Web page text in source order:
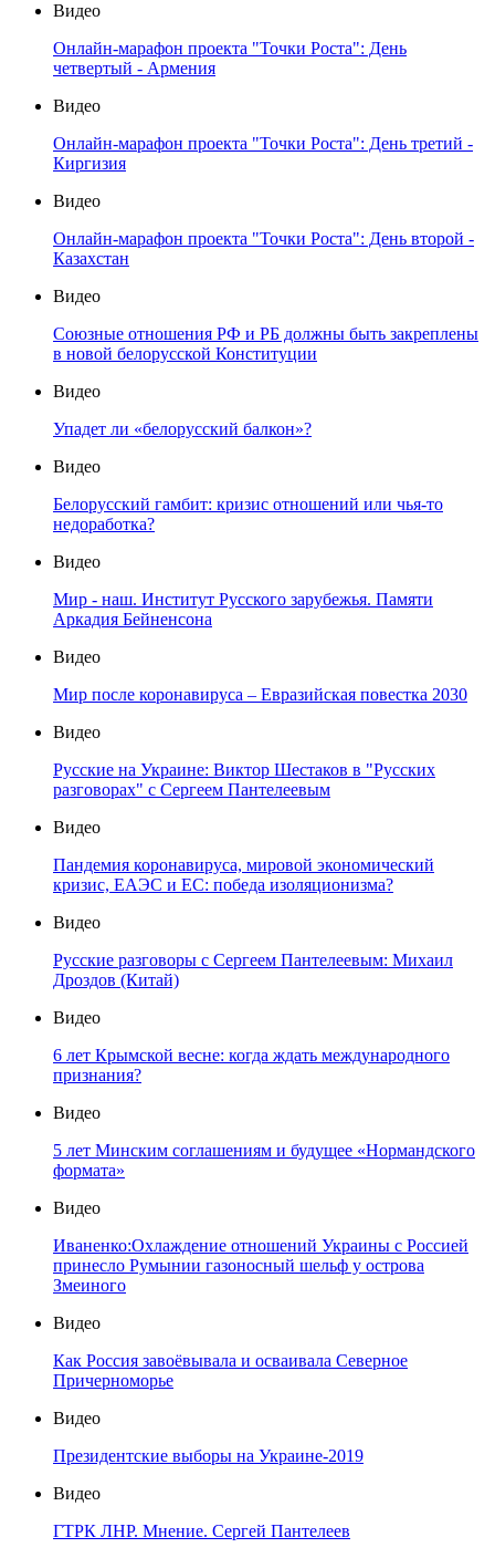
Видео
Онлайн-марафон проекта "Точки Роста": День
четвертый - Армения
Видео
Онлайн-марафон проекта "Точки Роста": День третий -
Киргизия
Видео
Онлайн-марафон проекта "Точки Роста": День второй -
Казахстан
Видео
Союзные отношения РФ и РБ должны быть закреплены
в новой белорусской Конституции
Видео
Упадет ли «белорусский балкон»?
Видео
Белорусский гамбит: кризис отношений или чья-то
недоработка?
Видео
Мир - наш. Институт Русского зарубежья. Памяти
Аркадия Бейненсона
Видео
Мир после коронавируса – Евразийская повестка 2030
Видео
Русские на Украине: Виктор Шестаков в "Русских
разговорах" с Сергеем Пантелеевым
Видео
Пандемия коронавируса, мировой экономический
кризис, ЕАЭС и ЕС: победа изоляционизма?
Видео
Русские разговоры с Сергеем Пантелеевым: Михаил
Дроздов (Китай)
Видео
6 лет Крымской весне: когда ждать международного
признания?
Видео
5 лет Минским соглашениям и будущее «Нормандского
формата»
Видео
Иваненко:Охлаждение отношений Украины с Россией
принесло Румынии газоносный шельф у острова
Змеиного
Видео
Как Россия завоёвывала и осваивала Северное
Причерноморье
Видео
Президентские выборы на Украине-2019
Видео
ГТРК ЛНР. Мнение. Сергей Пантелеев